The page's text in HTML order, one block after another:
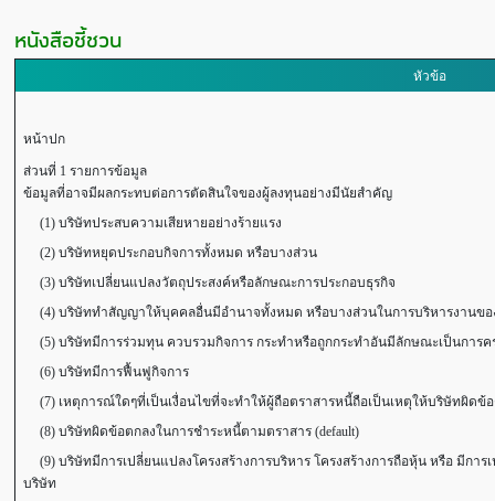
หนังสือชี้ชวน
หัวข้อ
หน้าปก
ส่วนที่ 1 รายการข้อมูล
ข้อมูลที่อาจมีผลกระทบต่อการตัดสินใจของผู้ลงทุนอย่างมีนัยสำคัญ
(1) บริษัทประสบความเสียหายอย่างร้ายแรง
(2) บริษัทหยุดประกอบกิจการทั้งหมด หรือบางส่วน
(3) บริษัทเปลี่ยนแปลงวัตถุประสงค์หรือลักษณะการประกอบธุรกิจ
(4) บริษัททำสัญญาให้บุคคลอื่นมีอำนาจทั้งหมด หรือบางส่วนในการบริหารงานขอ
(5) บริษัทมีการร่วมทุน ควบรวมกิจการ กระทำหรือถูกกระทำอันมีลักษณะเป็นการค
(6) บริษัทมีการฟื้นฟูกิจการ
(7) เหตุการณ์ใดๆที่เป็นเงื่อนไขที่จะทำให้ผู้ถือตราสารหนี้ถือเป็นเหตุให้บริษัทผิดข้อ
(8) บริษัทผิดข้อตกลงในการชำระหนี้ตามตราสาร (default)
(9) บริษัทมีการเปลี่ยนแปลงโครงสร้างการบริหาร โครงสร้างการถือหุ้น หรือ มีกา
บริษัท